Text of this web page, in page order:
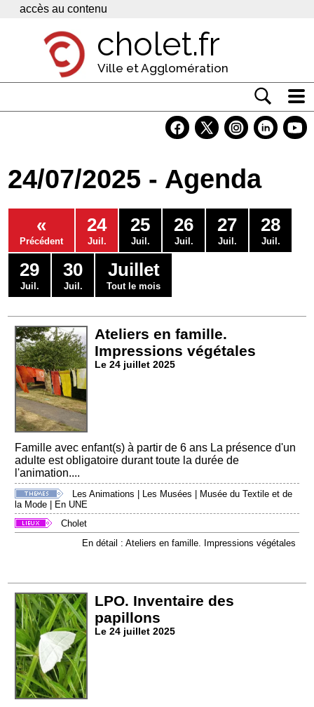
Panneau de gestion des cookies
accès au contenu
cholet.fr
Ville et Agglomération
Economie
Services
Contacts
24/07/2025 - Agenda
«
Précédent
24
Juil.
25
Juil.
26
Juil.
27
Juil.
28
Juil.
29
Juil.
30
Juil.
Juillet
Tout le mois
Ateliers en famille.
Impressions végétales
Le 24 juillet 2025
Famille avec enfant(s) à partir de 6 ans La présence d'un
adulte est obligatoire durant toute la durée de
l'animation....
Les Animations | Les Musées | Musée du Textile et de
la Mode | En UNE
Cholet
En détail : Ateliers en famille. Impressions végétales
LPO. Inventaire des
papillons
Le 24 juillet 2025